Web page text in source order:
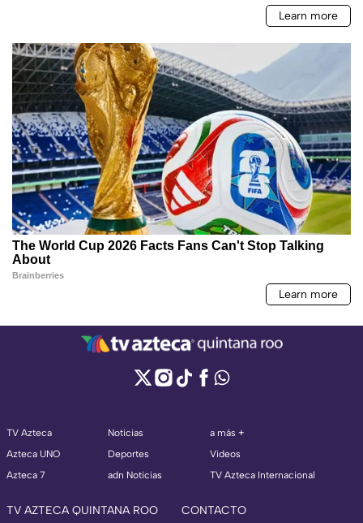
TV Azteca
Azteca UNO
Azteca 7
Noticias
Deportes
adn Noticias
a más +
Videos
TV Azteca Internacional
TV AZTECA QUINTANA ROO CONTACTO